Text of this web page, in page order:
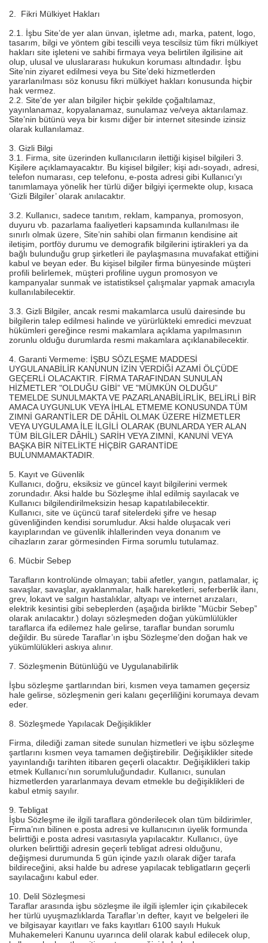
2. Fikri Mülkiyet Hakları
2.1. İşbu Site’de yer alan ünvan, işletme adı, marka, patent, logo,
tasarım, bilgi ve yöntem gibi tescilli veya tescilsiz tüm fikri mülkiyet
hakları site işleteni ve sahibi firmaya veya belirtilen ilgilisine ait
olup, ulusal ve uluslararası hukukun koruması altındadır. İşbu
Site’nin ziyaret edilmesi veya bu Site’deki hizmetlerden
yararlanılması söz konusu fikri mülkiyet hakları konusunda hiçbir
hak vermez.
2.2. Site’de yer alan bilgiler hiçbir şekilde çoğaltılamaz,
yayınlanamaz, kopyalanamaz, sunulamaz ve/veya aktarılamaz.
Site’nin bütünü veya bir kısmı diğer bir internet sitesinde izinsiz
olarak kullanılamaz.
3. Gizli Bilgi
3.1. Firma, site üzerinden kullanıcıların ilettiği kişisel bilgileri 3.
Kişilere açıklamayacaktır. Bu kişisel bilgiler; kişi adı-soyadı, adresi,
telefon numarası, cep telefonu, e-posta adresi gibi Kullanıcı’yı
tanımlamaya yönelik her türlü diğer bilgiyi içermekte olup, kısaca
‘Gizli Bilgiler’ olarak anılacaktır.
3.2. Kullanıcı, sadece tanıtım, reklam, kampanya, promosyon,
duyuru vb. pazarlama faaliyetleri kapsamında kullanılması ile
sınırlı olmak üzere, Site’nin sahibi olan firmanın kendisine ait
iletişim, portföy durumu ve demografik bilgilerini iştirakleri ya da
bağlı bulunduğu grup şirketleri ile paylaşmasına muvafakat ettiğini
kabul ve beyan eder. Bu kişisel bilgiler firma bünyesinde müşteri
profili belirlemek, müşteri profiline uygun promosyon ve
kampanyalar sunmak ve istatistiksel çalışmalar yapmak amacıyla
kullanılabilecektir.
3.3. Gizli Bilgiler, ancak resmi makamlarca usulü dairesinde bu
bilgilerin talep edilmesi halinde ve yürürlükteki emredici mevzuat
hükümleri gereğince resmi makamlara açıklama yapılmasının
zorunlu olduğu durumlarda resmi makamlara açıklanabilecektir.
4. Garanti Vermeme: İŞBU SÖZLEŞME MADDESİ
UYGULANABİLİR KANUNUN İZİN VERDİĞİ AZAMİ ÖLÇÜDE
GEÇERLİ OLACAKTIR. FİRMA TARAFINDAN SUNULAN
HİZMETLER "OLDUĞU GİBİ” VE "MÜMKÜN OLDUĞU”
TEMELDE SUNULMAKTA VE PAZARLANABİLİRLİK, BELİRLİ BİR
AMACA UYGUNLUK VEYA İHLAL ETMEME KONUSUNDA TÜM
ZIMNİ GARANTİLER DE DÂHİL OLMAK ÜZERE HİZMETLER
VEYA UYGULAMA İLE İLGİLİ OLARAK (BUNLARDA YER ALAN
TÜM BİLGİLER DÂHİL) SARİH VEYA ZIMNİ, KANUNİ VEYA
BAŞKA BİR NİTELİKTE HİÇBİR GARANTİDE
BULUNMAMAKTADIR.
5. Kayıt ve Güvenlik
Kullanıcı, doğru, eksiksiz ve güncel kayıt bilgilerini vermek
zorundadır. Aksi halde bu Sözleşme ihlal edilmiş sayılacak ve
Kullanıcı bilgilendirilmeksizin hesap kapatılabilecektir.
Kullanıcı, site ve üçüncü taraf sitelerdeki şifre ve hesap
güvenliğinden kendisi sorumludur. Aksi halde oluşacak veri
kayıplarından ve güvenlik ihlallerinden veya donanım ve
cihazların zarar görmesinden Firma sorumlu tutulamaz.
6. Mücbir Sebep
Tarafların kontrolünde olmayan; tabii afetler, yangın, patlamalar, iç
savaşlar, savaşlar, ayaklanmalar, halk hareketleri, seferberlik ilanı,
grev, lokavt ve salgın hastalıklar, altyapı ve internet arızaları,
elektrik kesintisi gibi sebeplerden (aşağıda birlikte "Mücbir Sebep”
olarak anılacaktır.) dolayı sözleşmeden doğan yükümlülükler
taraflarca ifa edilemez hale gelirse, taraflar bundan sorumlu
değildir. Bu sürede Taraflar’ın işbu Sözleşme’den doğan hak ve
yükümlülükleri askıya alınır.
7. Sözleşmenin Bütünlüğü ve Uygulanabilirlik
İşbu sözleşme şartlarından biri, kısmen veya tamamen geçersiz
hale gelirse, sözleşmenin geri kalanı geçerliliğini korumaya devam
eder.
8. Sözleşmede Yapılacak Değişiklikler
Firma, dilediği zaman sitede sunulan hizmetleri ve işbu sözleşme
şartlarını kısmen veya tamamen değiştirebilir. Değişiklikler sitede
yayınlandığı tarihten itibaren geçerli olacaktır. Değişiklikleri takip
etmek Kullanıcı’nın sorumluluğundadır. Kullanıcı, sunulan
hizmetlerden yararlanmaya devam etmekle bu değişiklikleri de
kabul etmiş sayılır.
9. Tebligat
İşbu Sözleşme ile ilgili taraflara gönderilecek olan tüm bildirimler,
Firma’nın bilinen e.posta adresi ve kullanıcının üyelik formunda
belirttiği e.posta adresi vasıtasıyla yapılacaktır. Kullanıcı, üye
olurken belirttiği adresin geçerli tebligat adresi olduğunu,
değişmesi durumunda 5 gün içinde yazılı olarak diğer tarafa
bildireceğini, aksi halde bu adrese yapılacak tebligatların geçerli
sayılacağını kabul eder.
10. Delil Sözleşmesi
Taraflar arasında işbu sözleşme ile ilgili işlemler için çıkabilecek
her türlü uyuşmazlıklarda Taraflar’ın defter, kayıt ve belgeleri ile
ve bilgisayar kayıtları ve faks kayıtları 6100 sayılı Hukuk
Muhakemeleri Kanunu uyarınca delil olarak kabul edilecek olup,